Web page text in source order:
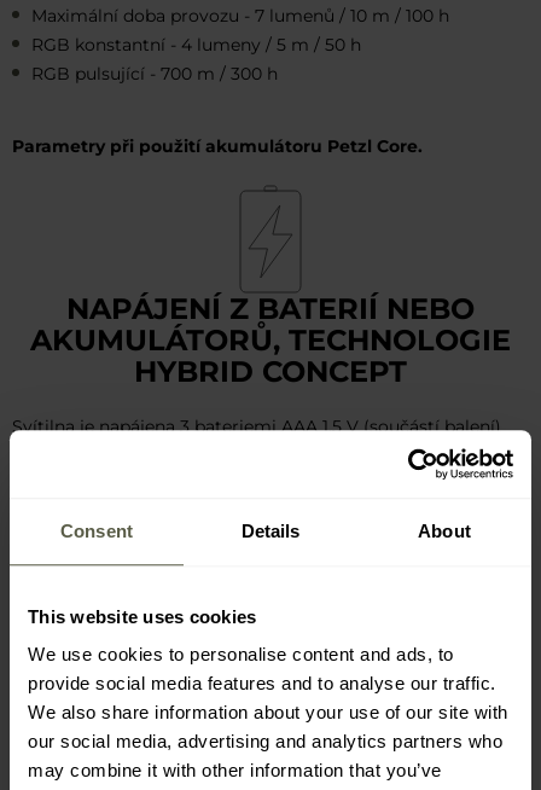
Consent Details About
This website uses cookies
We use cookies to personalise content and ads, to
provide social media features and to analyse our traffic.
We also share information about your use of our site with
our social media, advertising and analytics partners who
may combine it with other information that you’ve
Maximální doba provozu - 7 lumenů / 10 m / 100 h
RGB konstantní - 4 lumeny / 5 m / 50 h
RGB pulsující - 700 m / 300 h
Parametry při použití akumulátoru Petzl Core.
NAPÁJENÍ Z BATERIÍ NEBO
AKUMULÁTORŮ, TECHNOLOGIE
HYBRID CONCEPT
Svítilna je napájena 3 bateriemi AAA 1,5 V (součástí balení)
(není součástí balení).
poskytuje automatické
akumulátoru lze
zvýšit výkon svítilny až na 625 lumenů.